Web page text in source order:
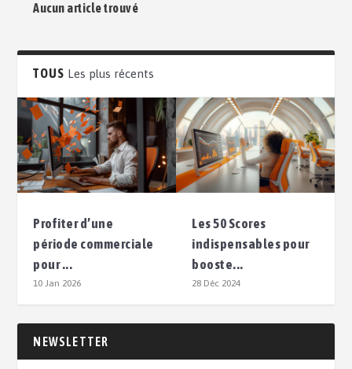
Aucun article trouvé
TOUS Les plus récents
Profiter d’une
période commerciale
pour ...
10 Jan 2026
Les 50 Scores
indispensables pour
booste...
28 Déc 2024
NEWSLETTER